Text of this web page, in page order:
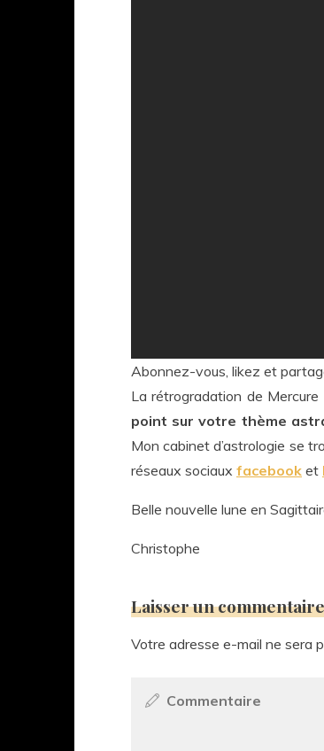
Abonnez-vous, likez et
La rétrogradation de Mercure
point sur votre thème
Mon cabinet d’astrologie se
réseaux sociaux facebook et
Belle nouvelle lune en
Christophe
Laisser un commentaire
Votre adresse e-mail ne sera